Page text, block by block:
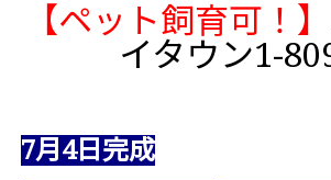
【ペット飼育可！】
イタウン1-
7月4日完成